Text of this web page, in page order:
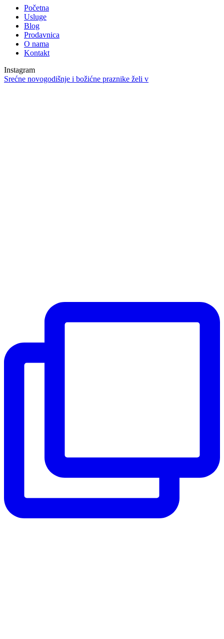
Početna
Usluge
Blog
Prodavnica
O nama
Kontakt
Instagram
Srećne novogodišnje i božićne praznike želi v